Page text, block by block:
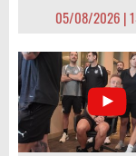
05/08/2026 |